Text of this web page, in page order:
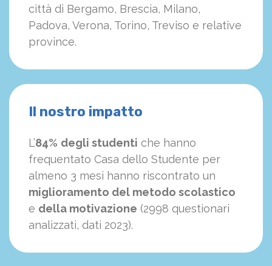
città di Bergamo, Brescia, Milano,
Padova, Verona, Torino, Treviso e relative
province.
Il nostro impatto
L’84% degli studenti che hanno
frequentato Casa dello Studente per
almeno 3 mesi hanno riscontrato un
miglioramento del metodo scolastico
e della motivazione (2998 questionari
analizzati, dati 2023).